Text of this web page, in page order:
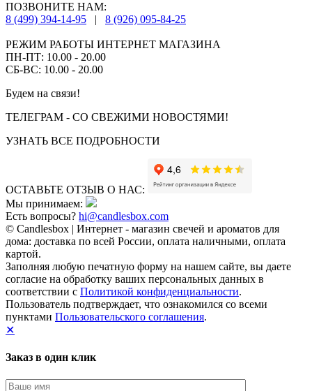
ПОЗВОНИТЕ НАМ:
8 (499) 394-14-95
| 8 (926) 095-84-25
РЕЖИМ РАБОТЫ ИНТЕРНЕТ МАГАЗИНА
ПН-ПТ: 10.00 - 20.00
СБ-ВС: 10.00 - 20.00
Будем на связи!
ТЕЛЕГРАМ - СО СВЕЖИМИ НОВОСТЯМИ!
УЗНАТЬ ВСЕ ПОДРОБНОСТИ
ОСТАВЬТЕ ОТЗЫВ О НАС:
Мы принимаем:
Есть вопросы? hi@candlesbox.com
© Candlesbox | Интернет - магазин свечей и ароматов для
дома: доставка по всей России, оплата наличными, оплата
картой.
Заполняя любую печатную форму на нашем сайте, вы даете
согласие на обработку ваших персональных данных в
соответствии с Политикой конфиденциальности.
Пользователь подтверждает, что ознакомился со всеми
пунктами Пользовательского соглашения.
✕
Заказ в один клик